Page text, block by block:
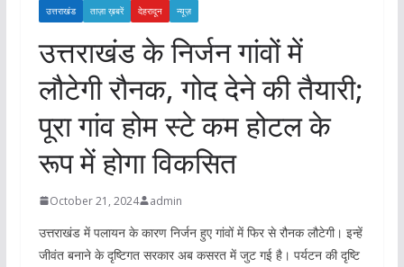
उत्तराखंड ताज़ा ख़बरें देहरादून न्यूज़
उत्तराखंड के निर्जन गांवों में
लौटेगी रौनक, गोद देने की तैयारी;
पूरा गांव होम स्टे कम होटल के
रूप में होगा विकसित
October 21, 2024 admin
उत्तराखंड में पलायन के कारण निर्जन हुए गांवों में फिर से रौनक लौटेगी। इन्हें
जीवंत बनाने के दृष्टिगत सरकार अब कसरत में जुट गई है। पर्यटन की दृष्टि